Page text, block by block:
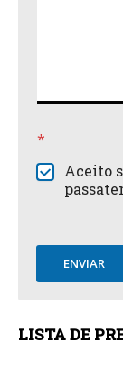
*
Aceito
ENVIAR
LISTA DE